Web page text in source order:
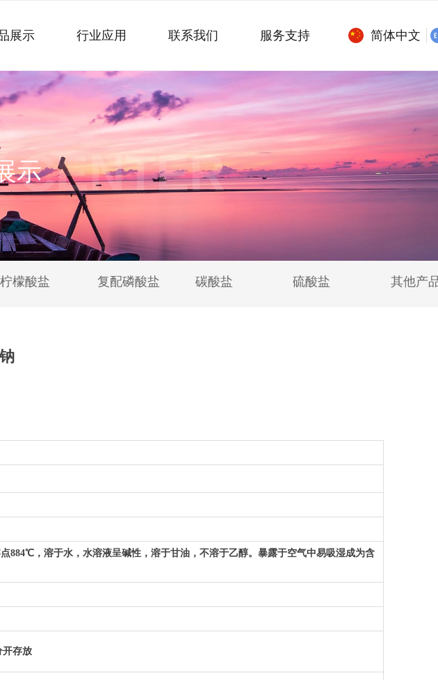
展示 行业应用 联系我们 服务支持 简体中文
CENTER
示
柠檬酸盐 复配磷酸盐 碳酸盐 硫酸盐 其他产
884℃，溶于水，水溶液呈碱性，溶于甘油，不溶于乙醇。暴露于空气中易吸湿成为含
开存放